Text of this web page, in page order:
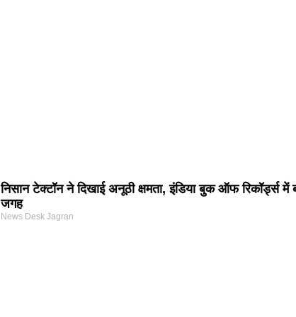
निसान टेक्टॉन ने दिखाई अनूठी क्षमता, इंडिया बुक ऑफ रिकॉर्ड्स में
जगह
News Desk Jagran